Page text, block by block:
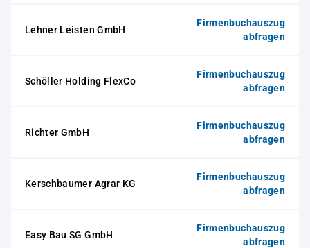
Lehner Leisten GmbH
Firmenbuchauszug
abfragen
Schöller Holding FlexCo
Firmenbuchauszug
abfragen
Richter GmbH
Firmenbuchauszug
abfragen
Kerschbaumer Agrar KG
Firmenbuchauszug
abfragen
Easy Bau SG GmbH
Firmenbuchauszug
abfragen